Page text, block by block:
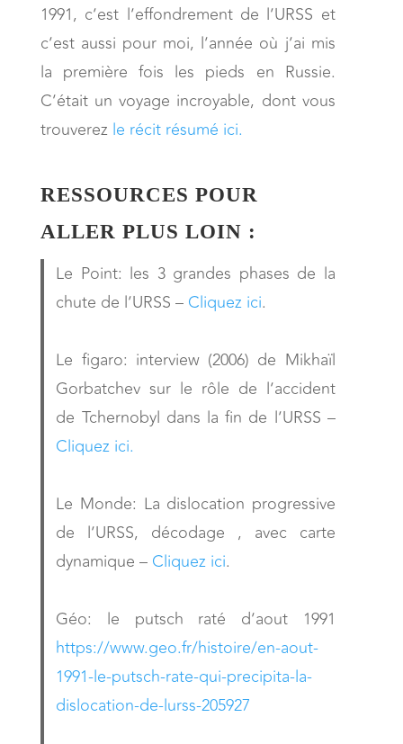
1991, c’est l’effondrement de l’URSS et
c’est aussi pour moi, l’année où j’ai mis
la première fois les pieds en Russie.
C’était un voyage incroyable, dont vous
trouverez le récit résumé ici.
RESSOURCES POUR
ALLER PLUS LOIN :
Le Point: les 3 grandes phases de la
chute de l’URSS – Cliquez ici.
Le figaro: interview (2006) de Mikhaïl
Gorbatchev sur le rôle de l’accident
de Tchernobyl dans la fin de l’URSS –
Cliquez ici.
Le Monde: La dislocation progressive
de l’URSS, décodage , avec carte
dynamique – Cliquez ici.
Géo: le putsch raté d’aout 1991
https://www.geo.fr/histoire/en-aout-
1991-le-putsch-rate-qui-precipita-la-
dislocation-de-lurss-205927